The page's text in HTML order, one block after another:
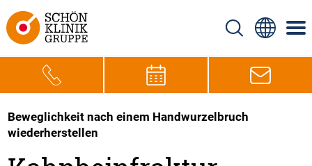
Beweglichkeit nach einem Handwurzelbruch
wiederherstellen